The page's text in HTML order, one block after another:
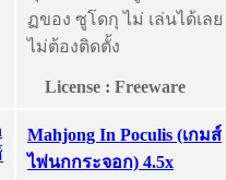
ฏของ ซูโดกุ ไม่ เล่นได้เลย
ไม่ต้องติดตั้ง
License : Freeware
Mahjong In Poculis (เกมส์
ไพ่นกกระจอก) 4.5x